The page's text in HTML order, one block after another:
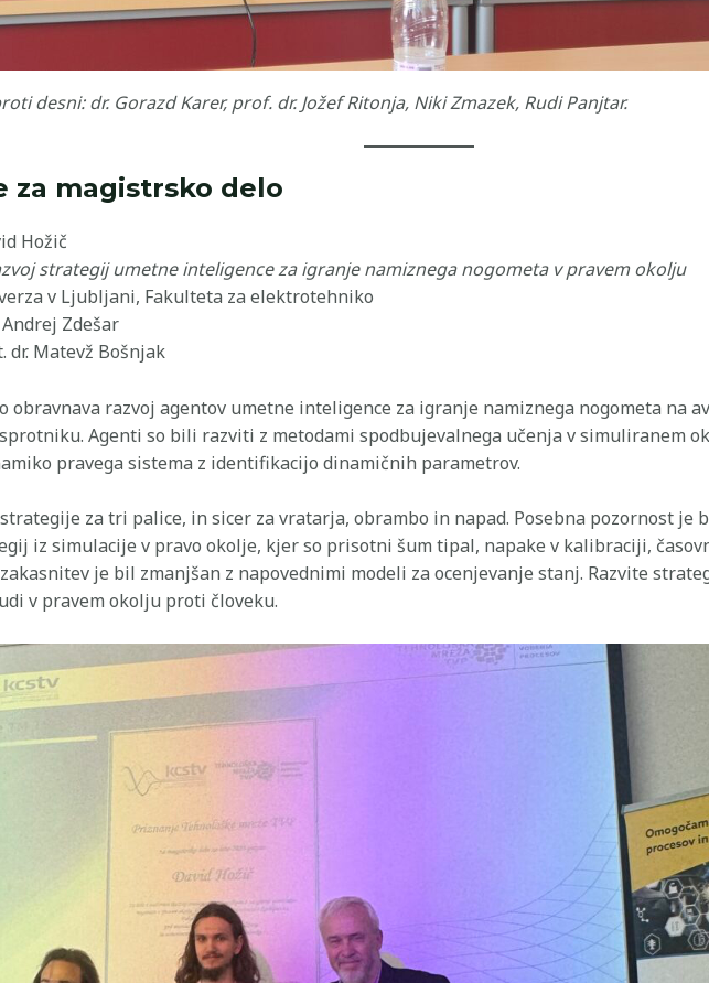
desni: dr. Gorazd Karer, prof. dr. Jožef Ritonja, Niki Zmazek, Rudi Panjtar.
za magistrsko delo
Hožič
strategij umetne inteligence za igranje namiznega nogometa v pravem okolju
v Ljubljani, Fakulteta za elektrotehniko
Andrej Zdešar
dr. Matevž Bošnjak
obravnava razvoj agentov umetne inteligence za igranje namiznega nogometa na
Agenti so bili razviti z metodami spodbujevalnega učenja v simuliranem
pravega sistema z identifikacijo dinamičnih parametrov.
za tri palice, in sicer za vratarja, obrambo in napad. Posebna pozornost je
iz simulacije v pravo okolje, kjer so prisotni šum tipal, napake v kalibraciji,
je bil zmanjšan z napovednimi modeli za ocenjevanje stanj. Razvite
v pravem okolju proti človeku.